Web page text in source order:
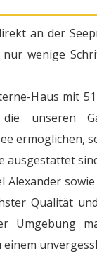
an der
wenige
Haus mit
die unseren
ermöglichen,
ausgestattet
Alexander
Qualität
Umgebung